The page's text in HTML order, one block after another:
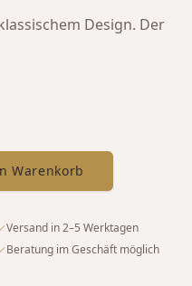
Design. Der
Warenkorb
Versand in 2–5 Werktagen
Beratung im Geschäft möglich